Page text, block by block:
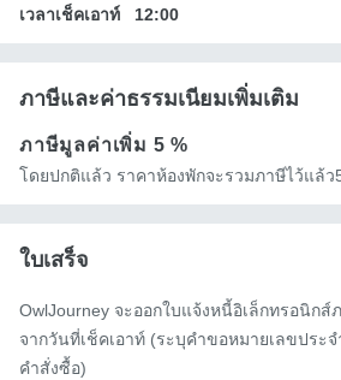
เวลาเช็คเอาท์ 12:00
ภาษีและค่าธรรมเนียมเพิ่มเติม
ภาษีมูลค่าเพิ่ม 5 %
โดยปกติแล้ว ราคาห้องพักจะรวมภาษีไว้แล้ว
ใบเสร็จ
OwlJourney จะออกใบแจ้งหนี้อิเล็กทรอนิก
จากวันที่เช็คเอาท์ (ระบุคำขอหมายเลขประ
คำสั่งซื้อ)